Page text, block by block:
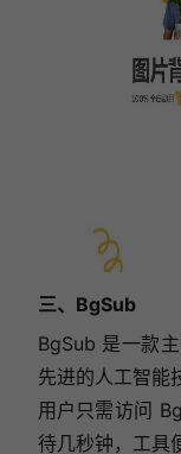
三、BgSub
BgSub 是一款
先进的人工智能
用户只需访问
待几秒钟，工具